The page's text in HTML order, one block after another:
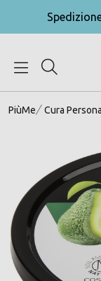
PiùMe Cura Persona